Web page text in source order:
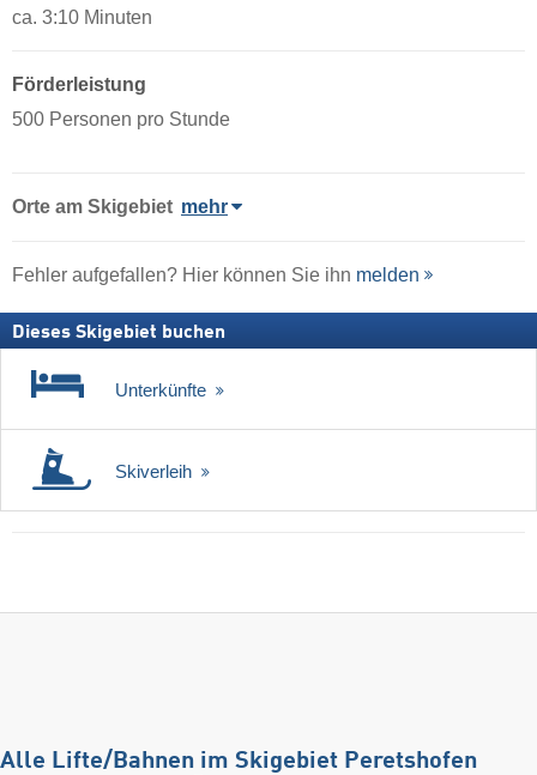
ca. 3:10 Minuten
Förderleistung
500 Personen pro Stunde
Orte am Skigebiet mehr
Fehler aufgefallen? Hier können Sie ihn melden
Dieses Skigebiet buchen
Unterkünfte
Skiverleih
Alle Lifte/Bahnen im Skigebiet Peretshofen